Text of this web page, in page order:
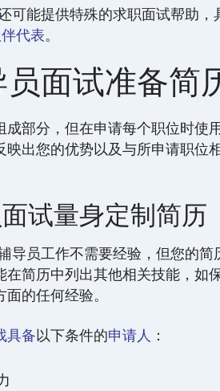
能提供特殊的求职面试帮助，
代表。
面试准备简
成部分，但在申请每个职位时使
出您的优势以及与所申请职位
试量身定制简历
员工作不需要经验，但您的简
在简历中列出其他相关技能，如
的任何经验。
具备以下条件的申请人 ：